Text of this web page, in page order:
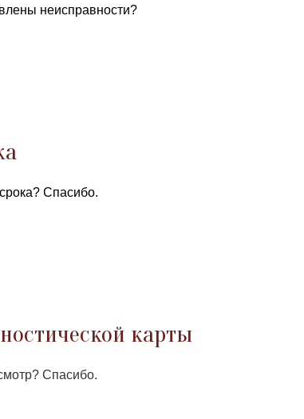
неисправности?
Спасибо.
карты
Спасибо.